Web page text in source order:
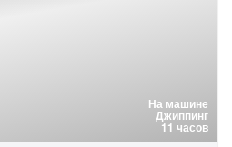
На машине
Джиппинг
11 часов